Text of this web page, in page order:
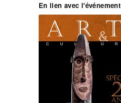
En lien avec l'événement